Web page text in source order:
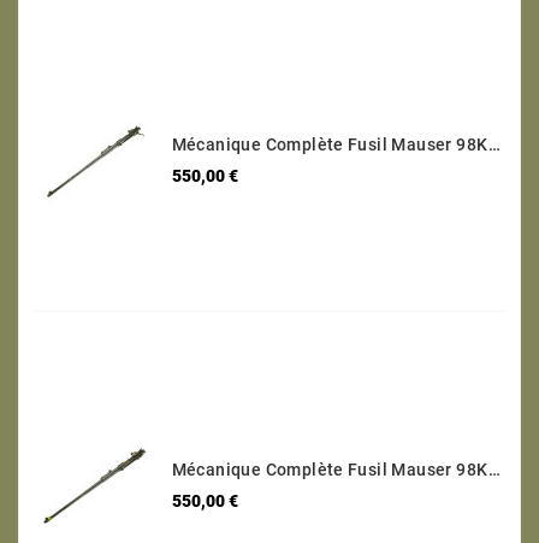
Mécanique Complète Fusil Mauser 98K Code 42 1940 Calibre 8 X 57 Numéro 9777
550,00 €Prix
Mécanique Complète Fusil Mauser 98K Code S/42 1937 Calibre 8 X 57 Numéro 3723
550,00 €Prix